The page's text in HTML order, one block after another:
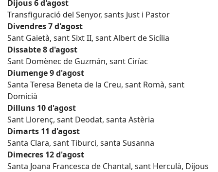
Dijous 6 d'agost
Transfiguració del Senyor, sants Just i Pastor
Divendres 7 d'agost
Sant Gaietà, sant Sixt II, sant Albert de Sicília
Dissabte 8 d'agost
Sant Domènec de Guzmán, sant Ciríac
Diumenge 9 d'agost
Santa Teresa Beneta de la Creu, sant Romà, sant
Domicià
Dilluns 10 d'agost
Sant Llorenç, sant Deodat, santa Astèria
Dimarts 11 d'agost
Santa Clara, sant Tiburci, santa Susanna
Dimecres 12 d'agost
Santa Joana Francesca de Chantal, sant Herculà, Dijous